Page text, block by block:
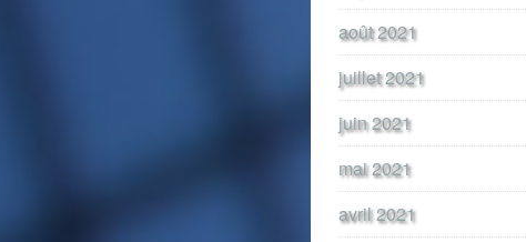
août 2021
juillet 2021
juin 2021
mai 2021
avril 2021